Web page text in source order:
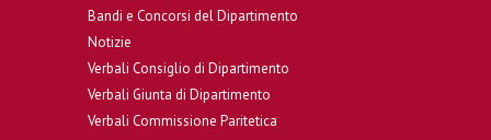
Bandi e Concorsi del Dipartimento
Notizie
Verbali Consiglio di Dipartimento
Verbali Giunta di Dipartimento
Verbali Commissione Paritetica